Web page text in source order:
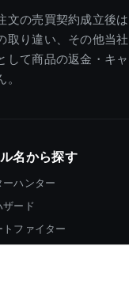
文の売買契約成立後
取り違い、その他当
して商品の返金・キ
。
名から探す
ーハンター
ザード
トファイター